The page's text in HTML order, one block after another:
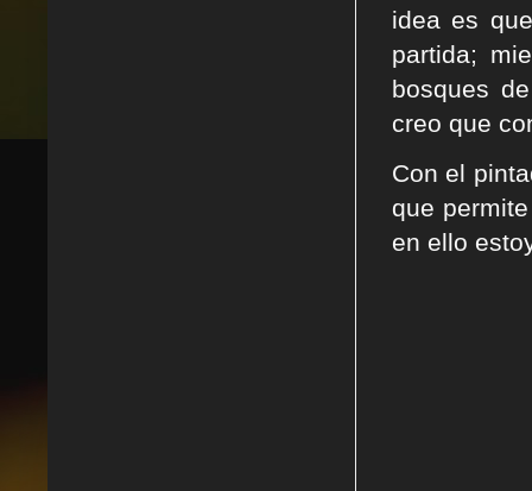
idea es
partida;
bosques
creo que
Con el
que
en ello